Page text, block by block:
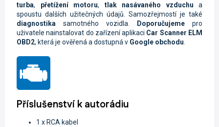
turba, přetížení motoru, tlak nasávaného vzduchu a
spoustu dalších užitečných údajů. Samozřejmostí je také
diagnostika samotného vozidla. Doporučujeme pro
uživatele nainstalovat do zařízení aplikaci Car Scanner ELM
OBD2, která je ověřená a dostupná v Google obchodu
Příslušenství k autorádiu
1 x RCA kabel